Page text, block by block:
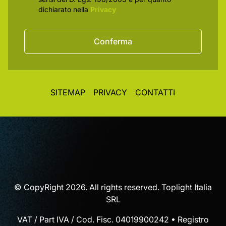
dichiarato nella Privacy
Conferma
SITEMAP PRIVACY CONTATTI
© CopyRight 2026. All rights reserved. Toplight Italia
SRL
VAT / Part IVA / Cod. Fisc. 04019900242 • Registro